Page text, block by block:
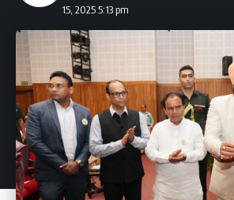
15, 2025 5:13 pm